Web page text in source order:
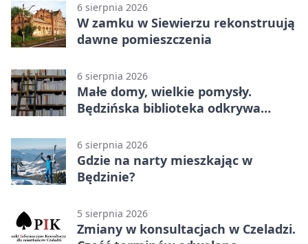
6 sierpnia 2026
W zamku w Siewierzu rekonstruują
dawne pomieszczenia
6 sierpnia 2026
Małe domy, wielkie pomysły.
Będzińska biblioteka odkrywa
6 sierpnia 2026
Gdzie na narty mieszkając w
Będzinie?
5 sierpnia 2026
Zmiany w konsultacjach w Czeladzi.